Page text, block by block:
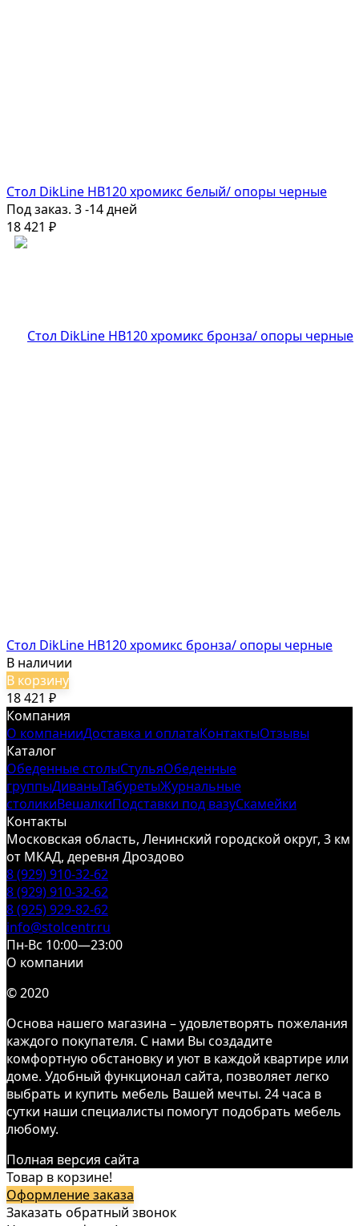
Стол DikLine HB120 хромикс белый/ опоры черные
Под заказ. 3 -14 дней
18 421 ₽
Стол DikLine HB120 хромикс бронза/ опоры черные
В наличии
В корзину
18 421 ₽
Компания
О компанииДоставка и оплатаКонтактыОтзывы
Каталог
Обеденные столыСтульяОбеденные
группыДиваныТабуретыЖурнальные
столикиВешалкиПодставки под вазуСкамейки
Контакты
Московская область, Ленинский городской округ, 3 км
от МКАД, деревня Дроздово
8 (929) 910-32-62
8 (929) 910-32-62
8 (925) 929-82-62
info@stolcentr.ru
Пн-Вс 10:00—23:00
О компании
© 2020
Основа нашего магазина – удовлетворять пожелания
каждого покупателя. С нами Вы создадите
комфортную обстановку и уют в каждой квартире или
доме. Удобный функционал сайта, позволяет легко
выбрать и купить мебель Вашей мечты. 24 часа в
сутки наши специалисты помогут подобрать мебель
любому.
Полная версия сайта
Товар в корзине!
Оформление заказа
Заказать обратный звонок